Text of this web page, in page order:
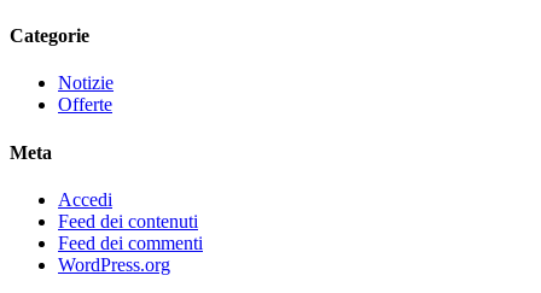
Categorie
Notizie
Offerte
Meta
Accedi
Feed dei contenuti
Feed dei commenti
WordPress.org